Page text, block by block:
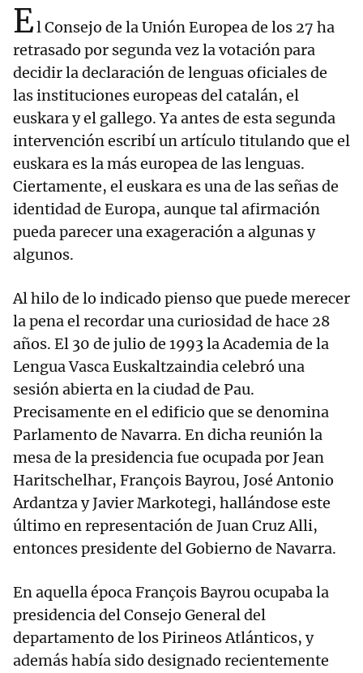
El Consejo de la Unión Europea de los 27 ha
retrasado por segunda vez la votación para
decidir la declaración de lenguas oficiales de
las instituciones europeas del catalán, el
euskara y el gallego. Ya antes de esta segunda
intervención escribí un artículo titulando que el
euskara es la más europea de las lenguas.
Ciertamente, el euskara es una de las señas de
identidad de Europa, aunque tal afirmación
pueda parecer una exageración a algunas y
algunos.
Al hilo de lo indicado pienso que puede merecer
la pena el recordar una curiosidad de hace 28
años. El 30 de julio de 1993 la Academia de la
Lengua Vasca Euskaltzaindia celebró una
sesión abierta en la ciudad de Pau.
Precisamente en el edificio que se denomina
Parlamento de Navarra. En dicha reunión la
mesa de la presidencia fue ocupada por Jean
Haritschelhar, François Bayrou, José Antonio
Ardantza y Javier Markotegi, hallándose este
último en representación de Juan Cruz Alli,
entonces presidente del Gobierno de Navarra.
En aquella época François Bayrou ocupaba la
presidencia del Consejo General del
departamento de los Pirineos Atlánticos, y
además había sido designado recientemente